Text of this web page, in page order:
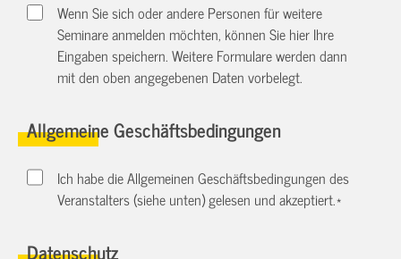
Wenn Sie sich oder andere Personen für weitere
Seminare anmelden möchten, können Sie hier Ihre
Eingaben speichern. Weitere Formulare werden dann
mit den oben angegebenen Daten vorbelegt.
Allgemeine Geschäftsbedingungen
Ich habe die Allgemeinen Geschäftsbedingungen des
Veranstalters (siehe unten) gelesen und akzeptiert.*
Datenschutz